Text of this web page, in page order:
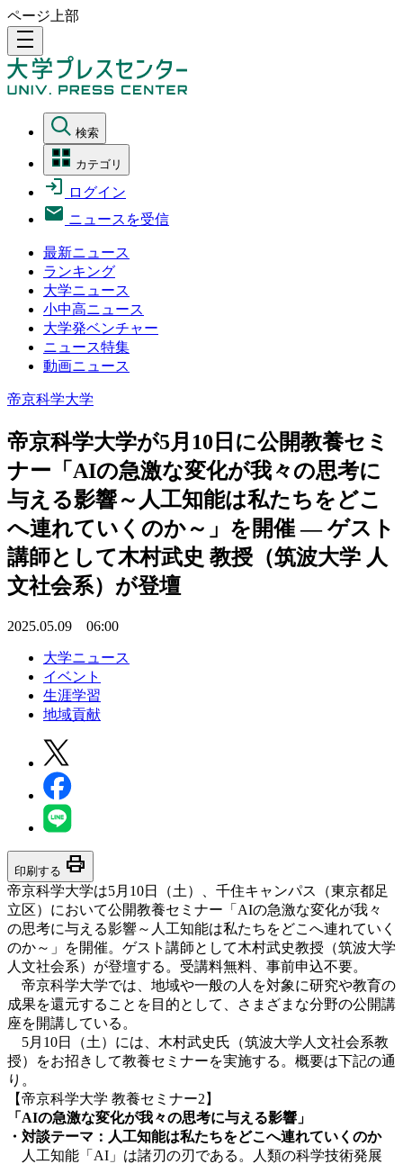
ページ上部
density_medium
検索
カテゴリ
ログイン
ニュースを受信
最新ニュース
ランキング
大学ニュース
小中高ニュース
大学発ベンチャー
ニュース特集
動画ニュース
帝京科学大学
帝京科学大学が5月10日に公開教養セミ
ナー「AIの急激な変化が我々の思考に
与える影響～人工知能は私たちをどこ
へ連れていくのか～」を開催 ― ゲスト
講師として木村武史 教授（筑波大学 人
文社会系）が登壇
2025.05.09 06:00
大学ニュース
イベント
生涯学習
地域貢献
印刷する print
帝京科学大学は5月10日（土）、千住キャンパス（東京都足
立区）において公開教養セミナー「AIの急激な変化が我々
の思考に与える影響～人工知能は私たちをどこへ連れていく
のか～」を開催。ゲスト講師として木村武史教授（筑波大学
人文社会系）が登壇する。受講料無料、事前申込不要。
帝京科学大学では、地域や一般の人を対象に研究や教育の
成果を還元することを目的として、さまざまな分野の公開講
座を開講している。
5月10日（土）には、 木村武史氏（筑波大学人文社会系教
授）をお招きして教養セミナーを実施する 。概要は下記の通
り。
【帝京科学大学 教養セミナー2】
「AIの急激な変化が我々の思考に与える影響」
・対談テーマ：人工知能は私たちをどこへ連れていくのか
人工知能「AI」は諸刃の刃である。人類の科学技術発展